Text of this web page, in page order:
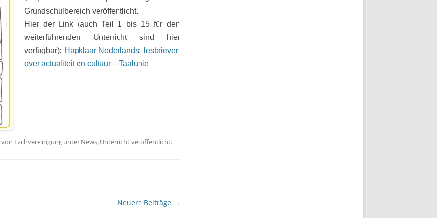
Grundschulbereich veröffentlicht.
Hier der Link (auch Teil 1 bis 15 für den
weiterführenden Unterricht sind hier
verfügbar): Hapklaar Nederlands: lesbrieven
over actualiteit en cultuur – Taalunie
von Fachvereinigung unter News, Unterrichtveröffentlicht.
Neuere Beiträge →